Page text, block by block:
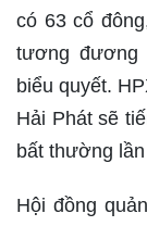
có 63 cổ
tương đương
biểu quyết.
Hải Phát sẽ
bất thường
Hội đồng